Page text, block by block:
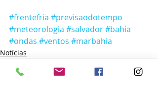
#frentefria #previsaodotempo
#meteorologia #salvador#bahia
#ondas #ventos #marbahia
Notícias